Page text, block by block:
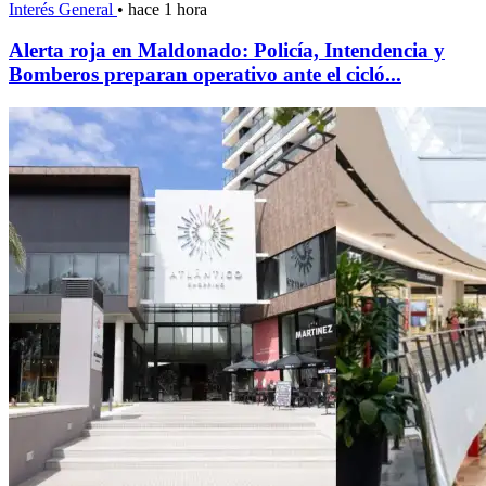
Interés General • hace 1 hora
Alerta roja en Maldonado: Policía, Intendencia y
Bomberos preparan operativo ante el cicló...